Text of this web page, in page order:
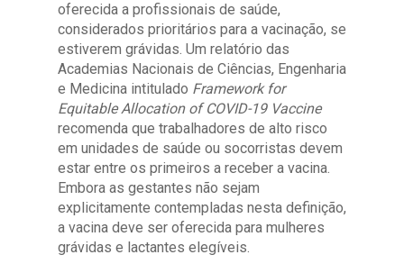
oferecida a profissionais de saúde,
considerados prioritários para a vacinação, se
estiverem grávidas. Um relatório das
Academias Nacionais de Ciências, Engenharia
e Medicina intitulado Framework for
Equitable Allocation of COVID-19 Vaccine
recomenda que trabalhadores de alto risco
em unidades de saúde ou socorristas devem
estar entre os primeiros a receber a vacina.
Embora as gestantes não sejam
explicitamente contempladas nesta definição,
a vacina deve ser oferecida para mulheres
grávidas e lactantes elegíveis.